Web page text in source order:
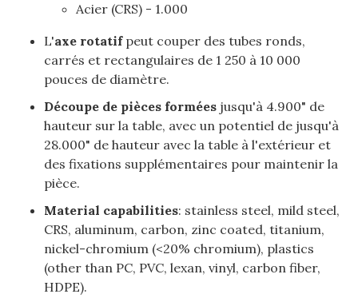
Acier (CRS) - 1.000
L'axe rotatifpeut couper des tubes ronds,
carrés et rectangulaires de 1 250 à 10 000
pouces de diamètre.
Découpe de pièces formées jusqu'à 4.900" de
hauteur sur la table, avec un potentiel de jusqu'à
28.000" de hauteur avec la table à l'extérieur et
des fixations supplémentaires pour maintenir la
pièce.
Material capabilities: stainless steel, mild steel,
CRS, aluminum, carbon, zinc coated, titanium,
nickel-chromium (<20% chromium), plastics
(other than PC, PVC, lexan, vinyl, carbon fiber,
HDPE).